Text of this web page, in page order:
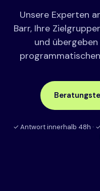
Unsere Experten
Barr, Ihre
und
✓ Antwort innerhalb 48h ·